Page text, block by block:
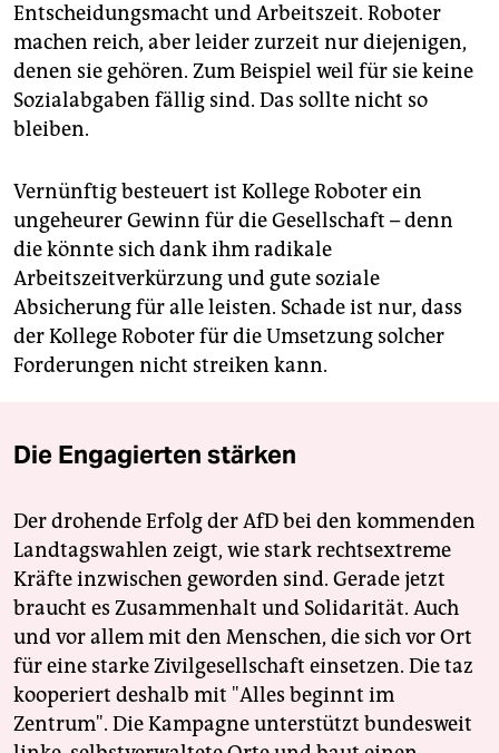
Entscheidungsmacht und Arbeitszeit. Roboter
machen reich, aber leider zurzeit nur diejenigen,
denen sie gehören. Zum Beispiel weil für sie keine
Sozialabgaben fällig sind. Das sollte nicht so
bleiben.
Vernünftig besteuert ist Kollege Roboter ein
ungeheurer Gewinn für die Gesellschaft – denn
die könnte sich dank ihm radikale
Arbeitszeitverkürzung und gute soziale
Absicherung für alle leisten. Schade ist nur, dass
der Kollege Roboter für die Umsetzung solcher
Forderungen nicht streiken kann.
Die Engagierten stärken
Der drohende Erfolg der AfD bei den kommenden
Landtagswahlen zeigt, wie stark rechtsextreme
Kräfte inzwischen geworden sind. Gerade jetzt
braucht es Zusammenhalt und Solidarität. Auch
und vor allem mit den Menschen, die sich vor Ort
für eine starke Zivilgesellschaft einsetzen. Die taz
kooperiert deshalb mit "Alles beginnt im
Zentrum". Die Kampagne unterstützt bundesweit